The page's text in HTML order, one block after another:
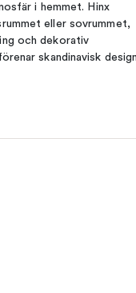
i hemmet. Hinx
eller sovrummet,
och dekorativ
skandinavisk